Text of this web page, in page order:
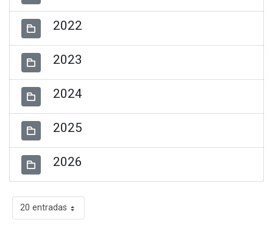
2022
2023
2024
2025
2026
20 entradas